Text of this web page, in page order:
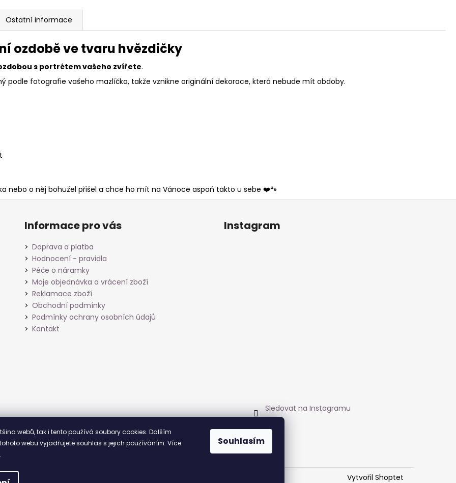
webů, tak i tento používá soubory cookies. Dalším
webu vyjadřujete souhlas s jejich používáním. Více
.
Souhlasím
Ostatní informace
ozdobě ve tvaru hvězdičky
s portrétem vašeho zvířete.
podle fotografie vašeho mazlíčka, takže vznikne originální dekorace, která nebude mít obdoby.
nebo o něj bohužel přišel a chce ho mít na Vánoce aspoň takto u sebe ❤️🐾
Informace pro vás
Doprava a platba
Hodnocení - pravidla
Péče o náramky
Moje objednávka a vrácení zboží
Reklamace zboží
Obchodní podmínky
Podmínky ochrany osobních údajů
Kontakt
Instagram
Sledovat na Instagramu
Vytvořil Shoptet